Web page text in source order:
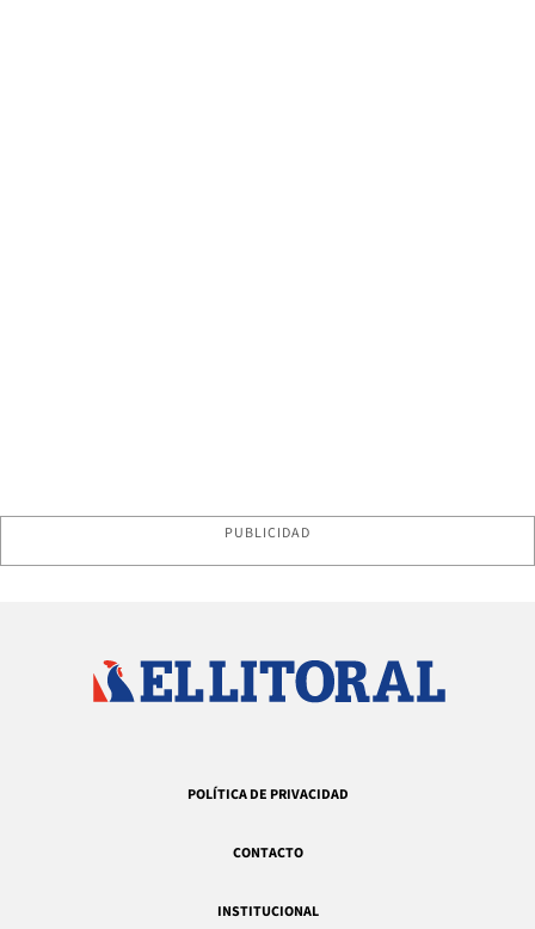
PUBLICIDAD
POLÍTICA DE PRIVACIDAD
CONTACTO
INSTITUCIONAL